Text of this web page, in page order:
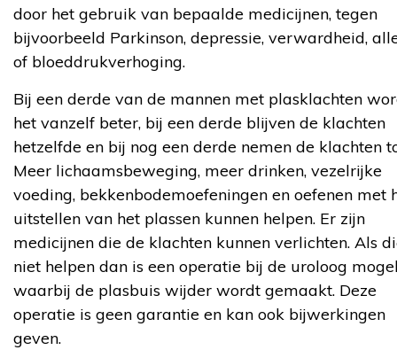
door het gebruik van bepaalde medicijnen, tegen
bijvoorbeeld Parkinson, depressie, verwardheid,
of bloeddrukverhoging.
Bij een derde van de mannen met plasklachten
het vanzelf beter, bij een derde blijven de klachten
hetzelfde en bij nog een derde nemen de klachten
Meer lichaamsbeweging, meer drinken, vezelrijke
voeding, bekkenbodemoefeningen en oefenen met
uitstellen van het plassen kunnen helpen. Er zijn
medicijnen die de klachten kunnen verlichten. Als
niet helpen dan is een operatie bij de uroloog
waarbij de plasbuis wijder wordt gemaakt. Deze
operatie is geen garantie en kan ook bijwerkingen
geven.